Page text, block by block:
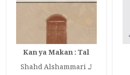
Kan ya Makan : Tal
لـShahd Alshammari